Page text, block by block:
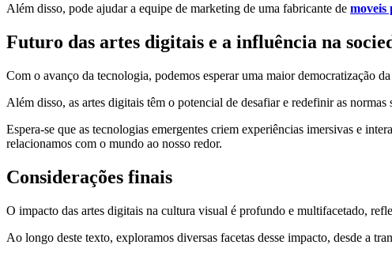
Além disso, pode ajudar a equipe de marketing de uma fabricante de moveis
Futuro das artes digitais e a influência na
Com o avanço da tecnologia, podemos esperar uma maior democratização
Além disso, as artes digitais têm o potencial de desafiar e redefinir as
Espera-se que as tecnologias emergentes criem experiências imersivas e
relacionamos com o mundo ao nosso redor.
Considerações finais
O impacto das artes digitais na cultura visual é profundo e multifacetado,
Ao longo deste texto, exploramos diversas facetas desse impacto, desde a